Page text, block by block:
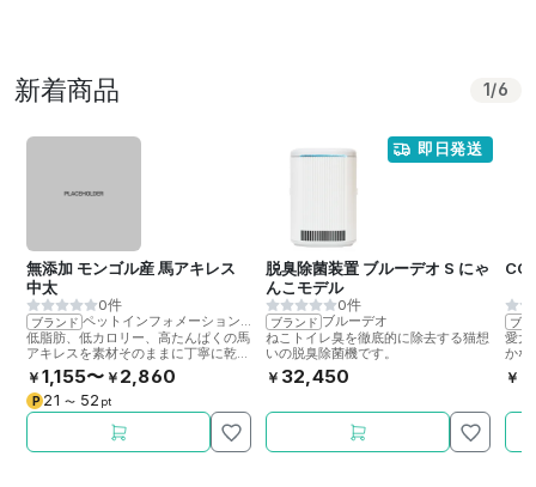
新着商品 1 /6
無添加 モンゴル産 馬アキレス
中太
0件
ブランド
ペットインフォメーションラック
低脂肪、低カロリー、高たんぱくの馬
アキレスを素材そのままに丁寧に乾燥
させました。噛むことで歯の健康をサ
ポート。
￥ 1,155〜 ￥ 2,860
P 21 〜 52 pt
即日発送
脱臭除菌装置 ブルーデオ S にゃ
んこモデル
0件
ブランド ブルーデオ
ねこトイレ臭を徹底的に除去する猫想
いの脱臭除菌機です。
￥ 32,450
ブ
愛犬
かな
￥